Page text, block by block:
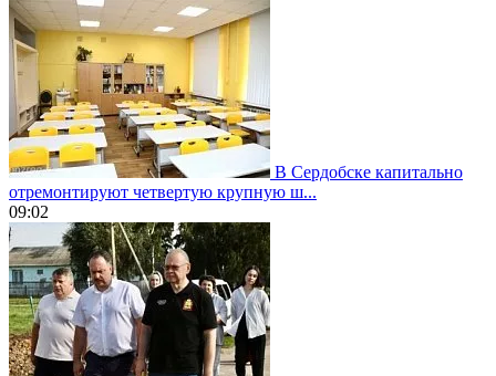
В Сердобске капитально
отремонтируют четвертую крупную ш...
09:02